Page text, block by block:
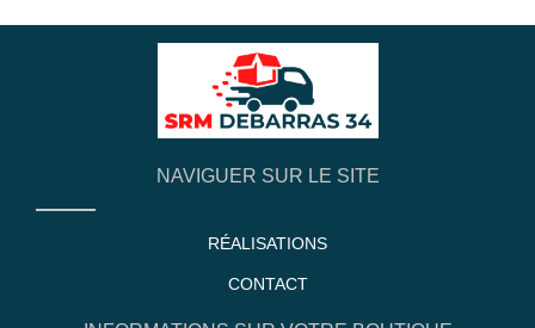
NAVIGUER SUR LE SITE
RÉALISATIONS
CONTACT